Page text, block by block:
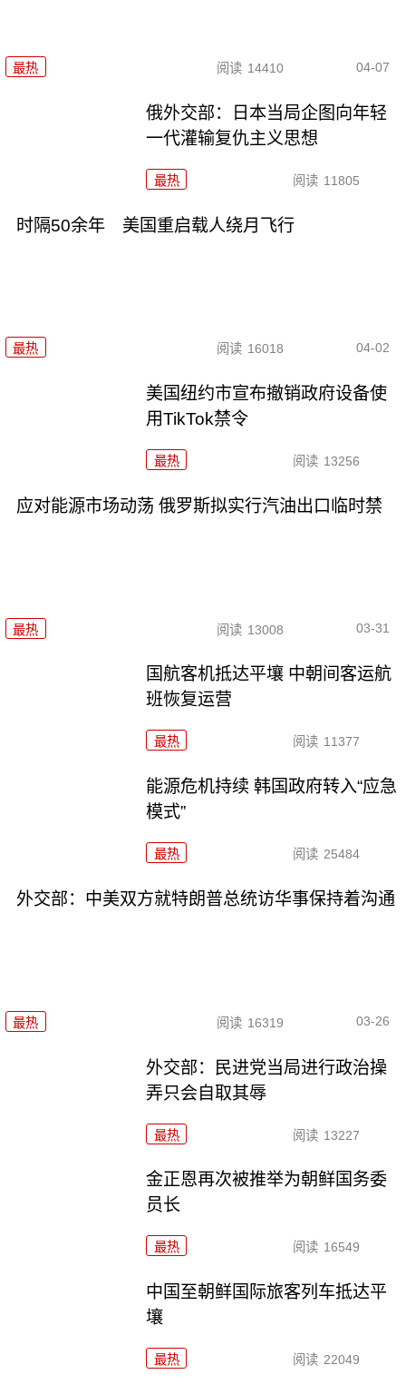
最热 阅读 14410 04-07
俄外交部：日本当局企图向年轻
一代灌输复仇主义思想
最热 阅读 11805
时隔50余年 美国重启载人绕月飞行
最热 阅读 16018 04-02
美国纽约市宣布撤销政府设备使
用TikTok禁令
最热 阅读 13256
应对能源市场动荡 俄罗斯拟实行汽油出口临时禁
最热 阅读 13008 03-31
国航客机抵达平壤 中朝间客运航
班恢复运营
最热 阅读 11377
能源危机持续 韩国政府转入“应急
模式”
最热 阅读 25484
外交部：中美双方就特朗普总统访华事保持着沟通
最热 阅读 16319 03-26
外交部：民进党当局进行政治操
弄只会自取其辱
最热 阅读 13227
金正恩再次被推举为朝鲜国务委
员长
最热 阅读 16549
中国至朝鲜国际旅客列车抵达平
壤
最热 阅读 22049